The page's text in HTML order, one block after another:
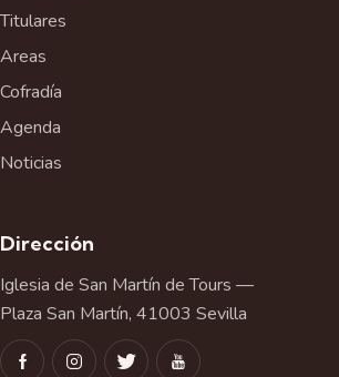
Titulares
Areas
Cofradía
Agenda
Noticias
Dirección
Iglesia de San Martín de Tours —
Plaza San Martín, 41003 Sevilla